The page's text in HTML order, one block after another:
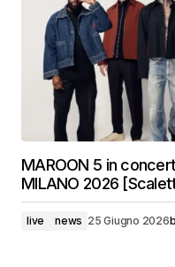
MAROON 5 in
MILANO 2026
live news 25 Giugno 2026